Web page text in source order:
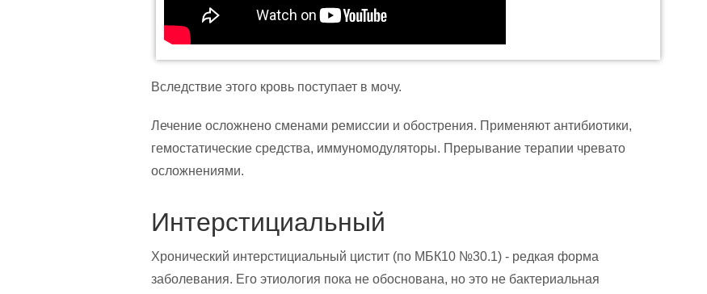
Вследствие этого кровь поступает в мочу.
Лечение осложнено сменами ремиссии и обострения. Применяют антибиотики,
гемостатические средства, иммуномодуляторы. Прерывание терапии чревато
осложнениями.
Интерстициальный
Хронический интерстициальный цистит (по МБК10 №30.1) - редкая форма
заболевания. Его этиология пока не обоснована, но это не бактериальная